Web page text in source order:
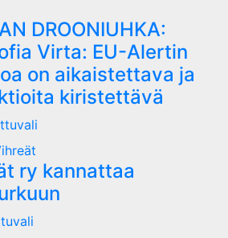
DROONIUHKA:
Virta: EU-Alertin
on aikaistettava ja
kiristettävä
ry kannattaa